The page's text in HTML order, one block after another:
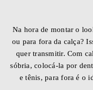
Na hora de montar o
ou para fora da calça?
quer transmitir. Com
sóbria, colocá-la por
e tênis, para fora é o